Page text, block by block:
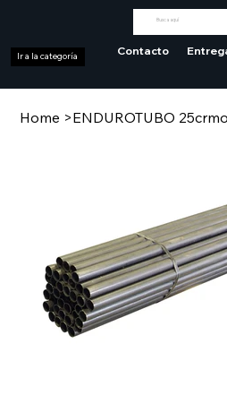
Contacto
Ir a la categoría
Home >ENDUROTUBO